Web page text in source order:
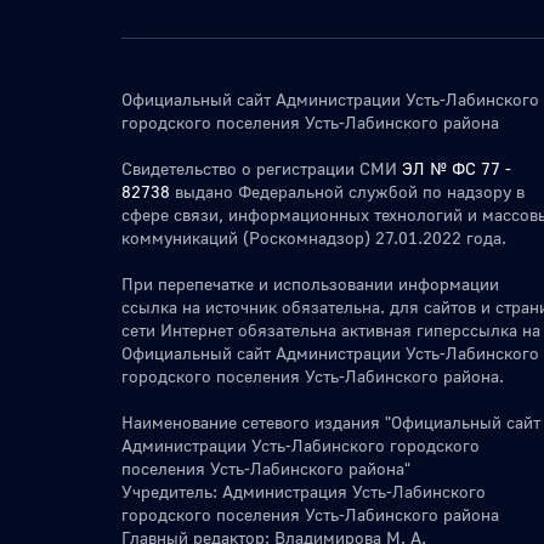
Официальный сайт Администрации Усть-Лабинского
городского поселения Усть-Лабинского района
Свидетельство о регистрации СМИ ЭЛ № ФС 77 -
82738 выдано Федеральной службой по надзору в
сфере связи, информационных технологий и
коммуникаций (Роскомнадзор) 27.01.2022 года.
При перепечатке и использовании информации
ссылка на источник обязательна. для сайтов и
сети Интернет обязательна активная гиперссылка на
Официальный сайт Администрации Усть-Лабинского
городского поселения Усть-Лабинского района.
Наименование сетевого издания "Официальный сайт
Администрации Усть-Лабинского городского
поселения Усть-Лабинского района"
Учредитель: Администрация Усть-Лабинского
городского поселения Усть-Лабинского района
Главный редактор: Владимирова М. А.